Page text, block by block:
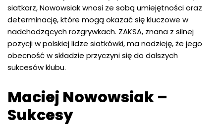
siatkarz, Nowowsiak wnosi ze sobą umiejętności oraz
determinację, które mogą okazać się kluczowe w
nadchodzących rozgrywkach. ZAKSA, znana z silnej
pozycji w polskiej lidze siatkówki, ma nadzieję, że jego
obecność w składzie przyczyni się do dalszych
sukcesów klubu.
Maciej Nowowsiak –
Sukcesy